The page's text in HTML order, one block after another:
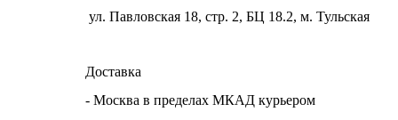
ул. Павловская 18, стр. 2, БЦ 18.2, м. Тульская
Доставка
- Москва в пределах МКАД курьером